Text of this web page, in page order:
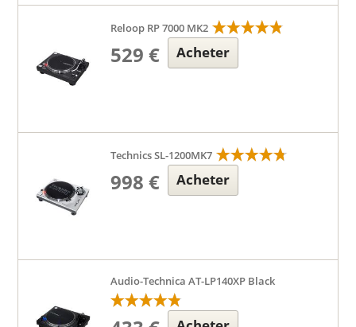
Reloop RP 7000 MK2
529 € Acheter
Technics SL-1200MK7
998 € Acheter
Audio-Technica AT-LP140XP Black